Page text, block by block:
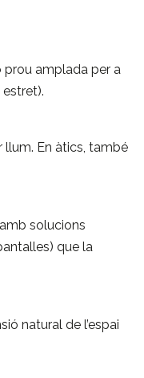
prou amplada per a
estret).
llum. En àtics, també
solucions
que la
natural de l’espai